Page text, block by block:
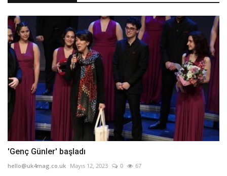
'Genç Günler' başladı
hello@uk4mag.co.uk Mayıs 12, 2023 0 67